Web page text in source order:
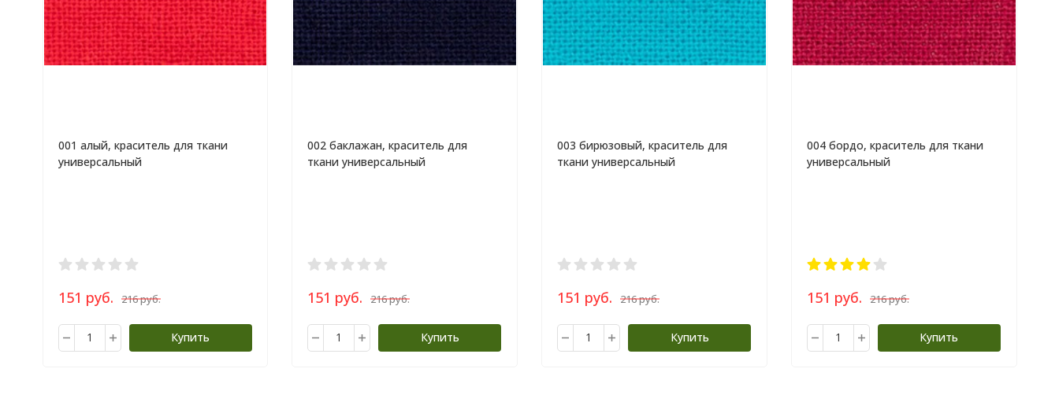
001 алый, краситель для ткани
универсальный
151 руб. 216 руб.
Купить
002 баклажан, краситель для
ткани универсальный
151 руб. 216 руб.
Купить
003 бирюзовый, краситель для
ткани универсальный
151 руб. 216 руб.
Купить
004 бордо, краситель для ткани
универсальный
151 руб. 216 руб.
Купить